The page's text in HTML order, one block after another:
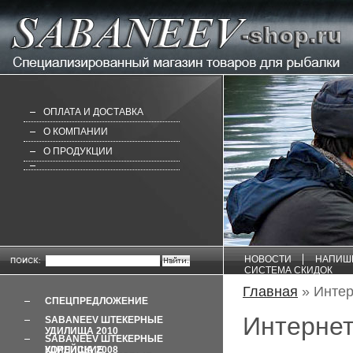
ОПЛАТА И ДОСТАВКА
О КОМПАНИИ
О ПРОДУКЦИИ
НОВОСТИ
СИСТЕМА СКИДОК
СПЕЦПРЕДЛОЖЕНИЕ
SABANEEV ШТЕКЕРНЫЕ
SABANEEV ШТЕКЕРНЫЕ
Главная »